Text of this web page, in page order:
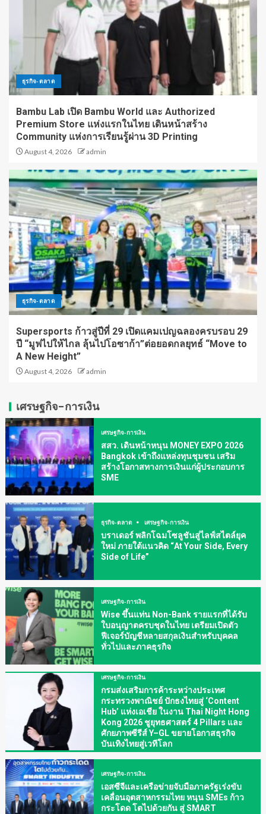
ธุรกิจ-ตลาด
Bambu Lab เปิด Bambu World และ Authorized
Premium Store แห่งแรกในไทย เดินหน้าสร้าง
Community แห่งการเรียนรู้ผ่าน 3D Printing
August 4, 2026 admin
ธุรกิจ-ตลาด
Supersports ก้าวสู่ปีที่ 29 เปิดแคมเปญฉลองครบรอบ 29
ปี “มูฟไปให้ไกล ลุ้นไปโอซาก้า”ต่อยอดกลยุทธ์ “Move to
A New Height”
August 4, 2026 admin
เศรษฐกิจ-การเงิน
เศรษฐกิจ-การเงิน
สสว. เดินหน้าหนุน MONEY EXPO 2026
Bangkok เข้าถึงแหล่งทุนชุมชน เสริม
สร้างโอกาสทางการเงินแก่ผู้ประกอบการ
SME
ธุรกิจ-ตลาด เศรษฐกิจ-การเงิน
บราเดอร์ พลิกโฉมโซลูชันสู่ไลฟ์สไตล์ยุค
ใหม่ ภายใต้แนวคิด “At Your Side, Every
Side of Life”
เศรษฐกิจ-การเงิน
Wise ขึ้นแท่น Non-Bank รายแรกที่ได้รับ
ใบอนุญาตครบชุดในไทย เตรียมเปิดตัว
ฟีเจอร์บัญชีหลายสกุลเงินสำหรับบุคคล
ทั่วไปและภาคธุรกิจ
เศรษฐกิจ-การเงิน
กรมส่งเสริมการค้าระหว่างประเทศ
กระทรวงพาณิชย์ ปักธงไทยสู่ ‘Content
Hub’ แห่งเอเชีย ในงาน Thai Night Hong
Kong 2026 ชูยุทธศาสตร์ 4 Pillars และ
ศักยภาพซีรีส์ Y–GL ขยายโอกาสธุรกิจ
บันเทิงไทยสู่เวทีโลก
เศรษฐกิจ-การเงิน
เอสซีจีและเครือข่ายจับมือภาครัฐเร่งขับ
เคลื่อนอุตสาหกรรมไทย หนุน SMEs ก้าว
กระโดด โตไปด้วยกัน สู่ SMART